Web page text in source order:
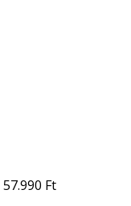
57.990 Ft